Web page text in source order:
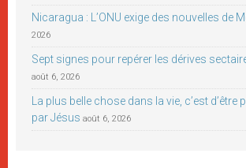
Nicaragua : L’ONU exige des nouvelles de
2026
Sept signes pour repérer les dérives
août 6, 2026
La plus belle chose dans la vie, c’est d’être
par Jésus août 6, 2026